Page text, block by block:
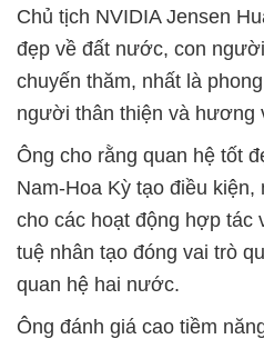
Chủ tịch NVIDIA Jensen
đẹp về đất nước, con
chuyến thăm, nhất là
người thân thiện và hương
Ông cho rằng quan hệ tốt
Nam-Hoa Kỳ tạo điều
cho các hoạt động hợp tác
tuệ nhân tạo đóng vai trò
quan hệ hai nước.
Ông đánh giá cao tiềm